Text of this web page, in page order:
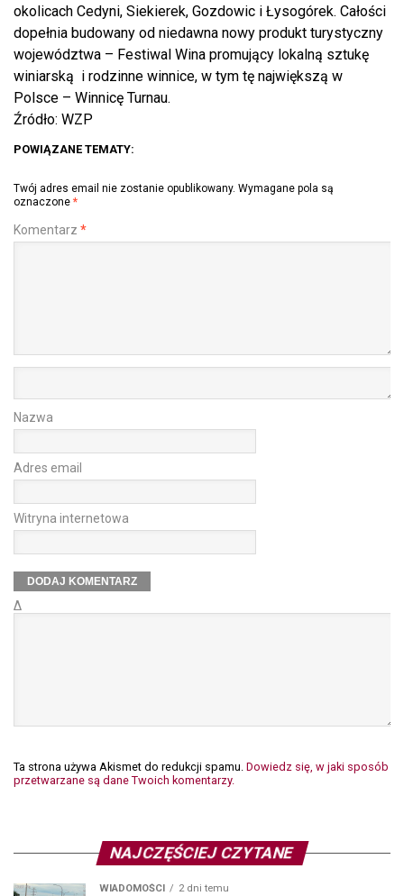
okolicach Cedyni, Siekierek, Gozdowic i Łysogórek. Całości
dopełnia budowany od niedawna nowy produkt turystyczny
województwa – Festiwal Wina promujący lokalną sztukę
winiarską i rodzinne winnice, w tym tę największą w
Polsce – Winnicę Turnau.
Źródło: WZP
POWIĄZANE TEMATY:
Twój adres email nie zostanie opublikowany. Wymagane pola są
oznaczone *
Komentarz *
Nazwa
Adres email
Witryna internetowa
Δ
Ta strona używa Akismet do redukcji spamu. Dowiedz się, w jaki sposób
przetwarzane są dane Twoich komentarzy.
NAJCZĘŚCIEJ CZYTANE
WIADOMOŚCI 2 dni temu